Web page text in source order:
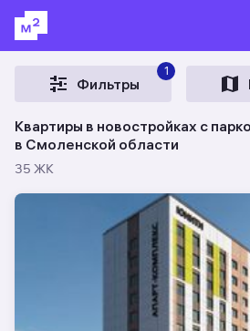
Фильтры
1
Квартиры в новостройках с
в Смоленской области
35 ЖК